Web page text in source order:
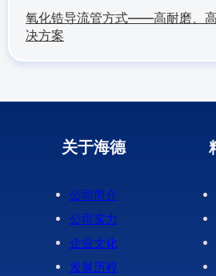
氧化锆导流管方式——高耐磨、
决方案
关于海德
公司简介
公司实力
企业文化
发展历程